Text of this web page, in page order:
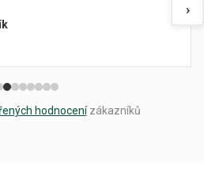
›
hodnocenízákazníků